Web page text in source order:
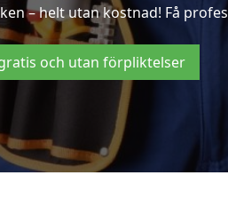
– helt utan kostnad! Få
och utan förpliktelser